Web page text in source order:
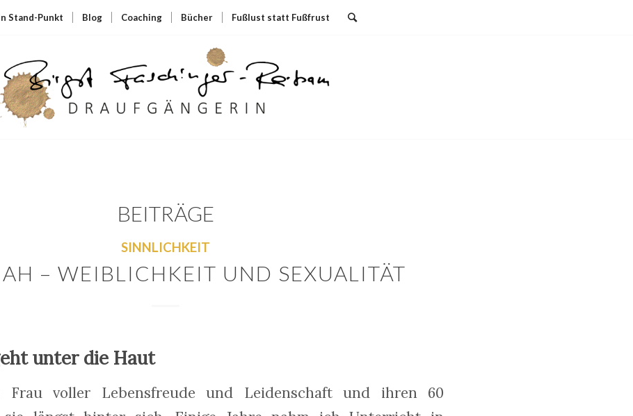
Stand-Punkt Blog Coaching Bücher Fußlust statt Fußfrust
BEITRÄGE
SINNLICHKEIT
– WEIBLICHKEIT UND SEXUALITÄT
unter die Haut
Frau voller Lebensfreude und Leidenschaft und ihren 60